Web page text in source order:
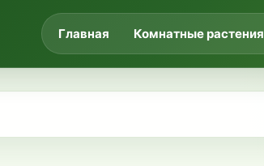
Главная Комнатные растения